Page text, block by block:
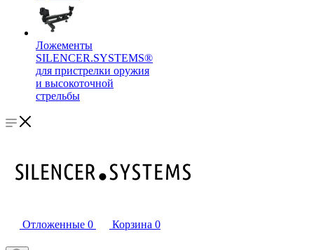
Ложементы
SILENCER.SYSTEMS®
для пристрелки оружия
и высокоточной
стрельбы
Отложенные 0 Корзина 0